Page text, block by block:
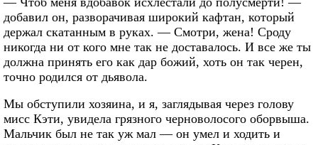
добавил он, разворачивая широкий кафтан, который
держал скатанным в руках. — Смотри, жена! Сроду
никогда ни от кого мне так не доставалось. И все же ты
должна принять его как дар божий, хоть он так черен,
точно родился от дьявола.
Мы обступили хозяина, и я, заглядывая через голову
мисс Кэти, увидела грязного черноволосого оборвыша.
Мальчик был не так уж мал — он умел и ходить и